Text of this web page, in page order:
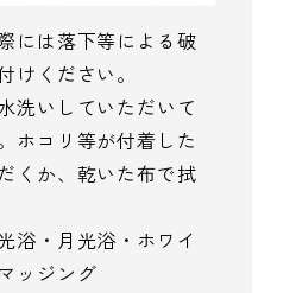
には落下等による破
けください。
洗いしていただいて
ホコリ等が付着した
くか、乾いた布で拭
浴・月光浴・ホワイ
ッジング